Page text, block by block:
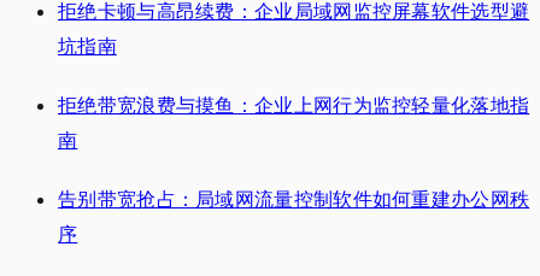
拒绝卡顿与高昂续费：企业局域网监控屏幕软件选型避
坑指南
拒绝带宽浪费与摸鱼：企业上网行为监控轻量化落地指
南
告别带宽抢占：局域网流量控制软件如何重建办公网秩
序